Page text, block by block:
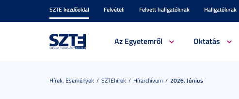
SZTE kezdőoldal Felvételi Felvett hallgatóknak Hallgatóknak
Az Egyetemről Oktatás
Hírek, Események SZTEhírek Hírarchívum 2026. Június